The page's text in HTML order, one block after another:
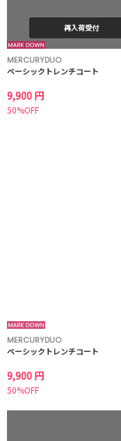
再入荷受付
MERCURYDUO
ベーシックトレンチコート
9,900 円
50%OFF
MERCURYDUO
ベーシックトレンチコート
9,900 円
50%OFF